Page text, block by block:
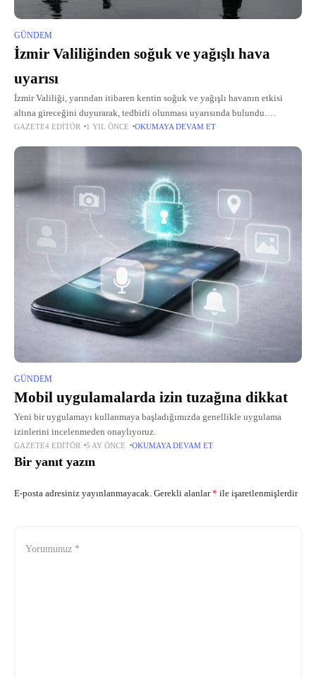
GÜNDEM
İzmir Valiliğinden soğuk ve yağışlı hava
uyarısı
İzmir Valiliği, yarından itibaren kentin soğuk ve yağışlı havanın etkisi
altına gireceğini duyurarak, tedbirli olunması uyarısında bulundu.
Valilikten yapılan açıklamada, Meteoroloji 2. Bölge Müdürlüğü verilerine
GAZETE4 EDITÖR 1 YIL ÖNCE OKUMAYA DEVAM ET
GÜNDEM
Mobil uygulamalarda izin tuzağına dikkat
Yeni bir uygulamayı kullanmaya başladığımızda genellikle uygulama
izinlerini incelenmeden onaylıyoruz.
GAZETE4 EDITÖR 5 AY ÖNCE OKUMAYA DEVAM ET
Bir yanıt yazın
E-posta adresiniz yayınlanmayacak. Gerekli alanlar* ile işaretlenmişlerdir